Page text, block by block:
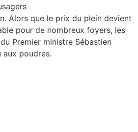
Alors que le prix du plein devient
pour de nombreux foyers, les
Premier ministre Sébastien
aux poudres.